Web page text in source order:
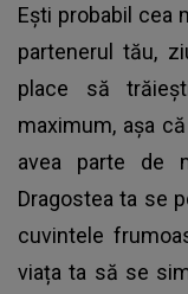
Ești probabil cea
partenerul tău,
place să
maximum, așa
avea parte de
Dragostea ta se
cuvintele
viața ta să se